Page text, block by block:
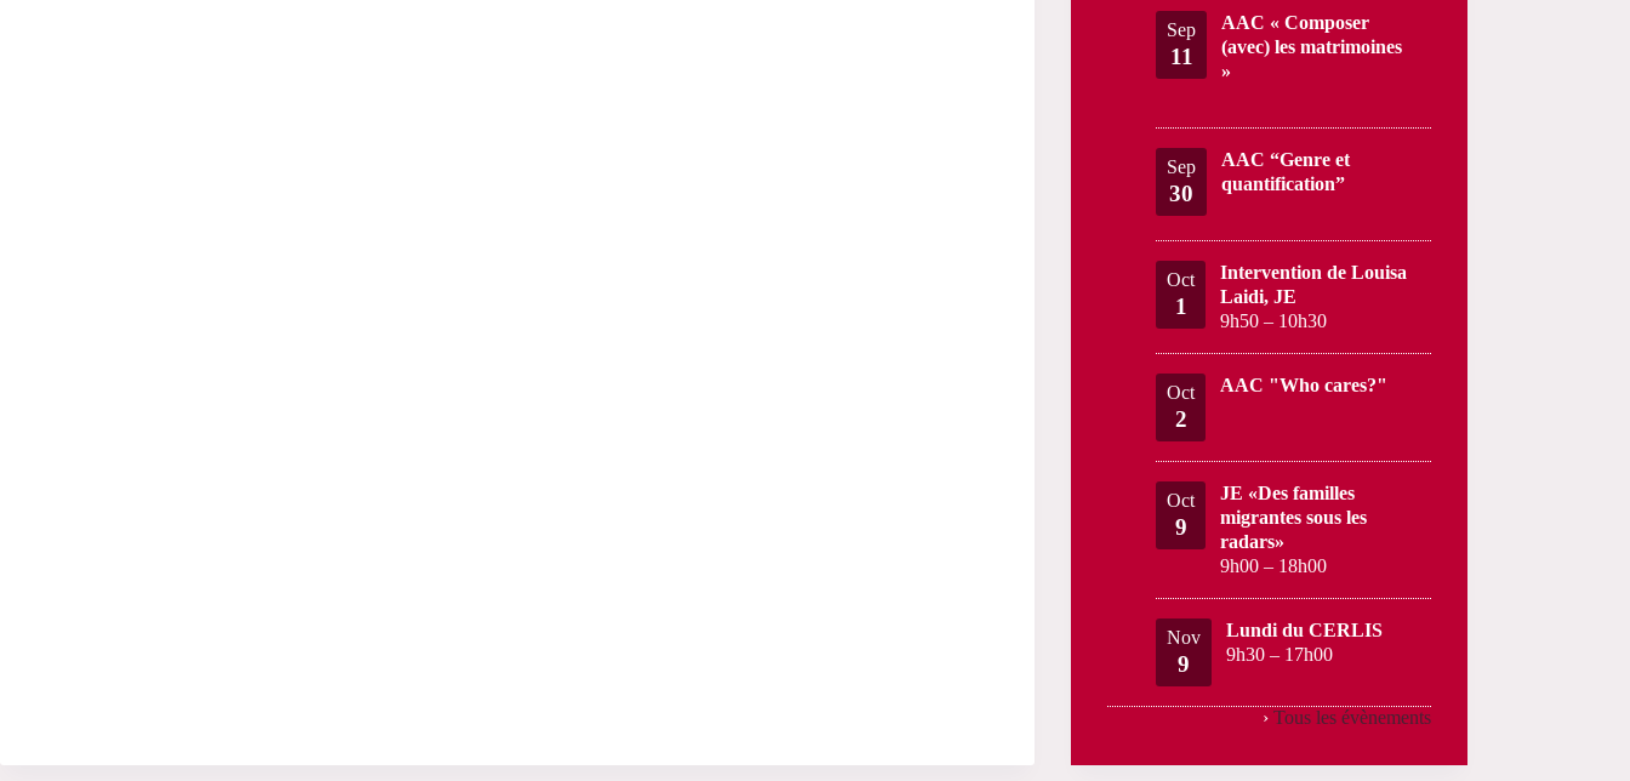
Sep
11
AAC « Composer
(avec) les matrimoines
»
Sep
30
AAC “Genre et
quantification”
Oct
1
Intervention de Louisa
Laidi, JE
9h50 – 10h30
Oct
2
AAC "Who cares?"
Oct
9
JE «Des familles
migrantes sous les
radars»
9h00 – 18h00
Nov
9
Lundi du CERLIS
9h30 – 17h00
› Tous les évènements